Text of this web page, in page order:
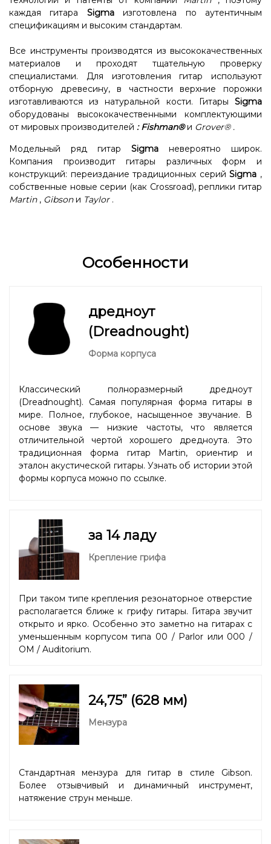
каждая гитара Sigmaизготовлена ​​по аутентичным
спецификациям и высоким стандартам.
Все инструменты производятся из высококачественных
материалов и проходят тщательную проверку
специалистами. Для изготовления гитар используют
отборную древесину, в частности верхние порожки
изготавливаются из натуральной кости. Гитары Sigma
оборудованы высококачественными комплектующими
от мировых производителей :Fishman® и Grover® .
Модельный ряд гитар Sigma невероятно широк.
Компания производит гитары различных форм и
конструкций: переиздание традиционных серийSigma ,
собственные новые серии (как Crossroad), реплики гитар
Martin, Gibsonи Taylor.
Особенности
дредноут
(Dreadnought)
Форма корпуса
Классический полноразмерный дредноут
(Dreadnought). Самая популярная форма гитары в
мире. Полное, глубокое, насыщенное звучание. В
основе звука — низкие частоты, что является
отличительной чертой хорошего дредноута. Это
традиционная форма гитар Martin, ориентир и
эталон акустической гитары. Узнать об истории этой
формы корпуса можно по ссылке.
за 14 ладу
Крепление грифа
При таком типе крепления резонаторное отверстие
располагается ближе к грифу гитары. Гитара звучит
открыто и ярко. Особенно это заметно на гитарах с
уменьшенным корпусом типа 00 / Parlor или 000 /
OM / Auditorium.
24,75” (628 мм)
Мензура
Стандартная мензура для гитар в стиле Gibson.
Более отзывчивый и динамичный инструмент,
натяжение струн меньше.